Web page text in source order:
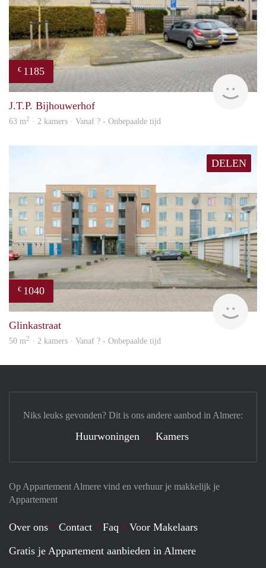
€ 1185
rent
J.T.P. Bijhouwerhof
63 m2 · 2 kamers · Vanaf ? - Onbepaalde tijd
DELEN
€ 1040
Glinkastraat
50 m2 · 2 kamers · Vanaf ? - Onbepaalde tijd
Op Appartement Almere vind en verhuur je makkelijk je
Appartement
Over ons Contact Faq
Voor Makelaars
Gratis je Appartement aanbieden in Almere
Niks leuks gevonden? Dit is ons andere aanbod in Almere:
Huurwoningen Kamers